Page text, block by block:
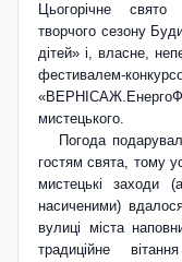
Цьогорічне свято
творчого сезону
дітей» і, власне,
фестивалем-
мистецького.
Погода
гостям свята, тому
мистецькі заходи
насиченими)
вулиці міста
традиційне